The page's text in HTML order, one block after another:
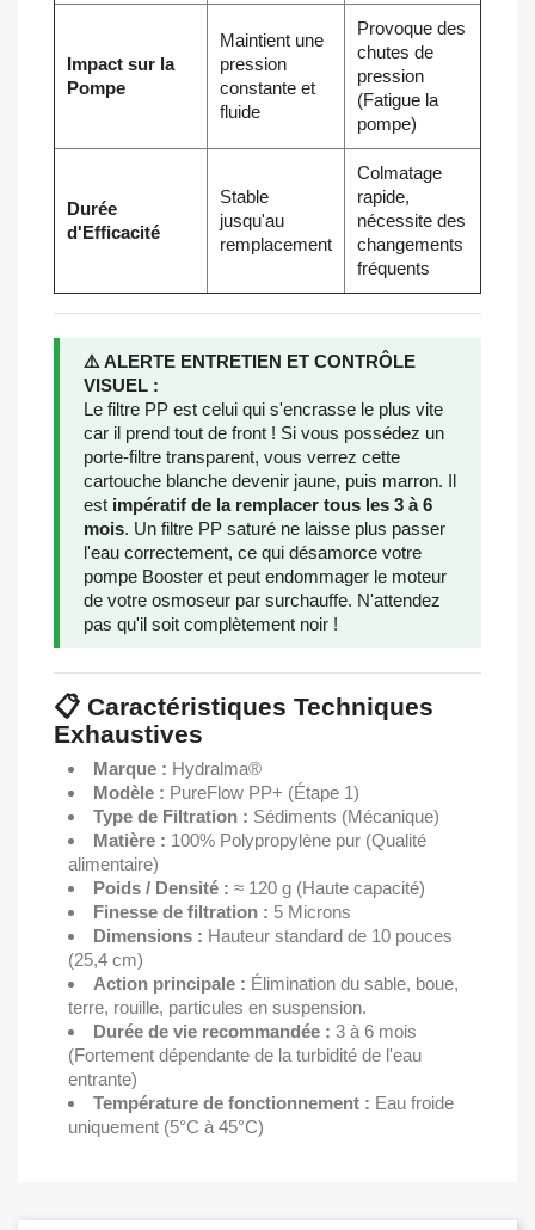
Impact sur la
Pompe
Maintient une
pression
constante et
fluide
Provoque des
chutes de
pression
(Fatigue la
pompe)
Durée
d'Efficacité
Stable
jusqu'au
remplacement
Colmatage
rapide,
nécessite des
changements
fréquents
⚠️ ALERTE ENTRETIEN ET CONTRÔLE
VISUEL :
Le filtre PP est celui qui s'encrasse le plus vite
car il prend tout de front ! Si vous possédez un
porte-filtre transparent, vous verrez cette
cartouche blanche devenir jaune, puis marron. Il
est impératif de la remplacer tous les 3 à 6
mois. Un filtre PP saturé ne laisse plus passer
l'eau correctement, ce qui désamorce votre
pompe Booster et peut endommager le moteur
de votre osmoseur par surchauffe. N'attendez
pas qu'il soit complètement noir !
📋 Caractéristiques Techniques
Exhaustives
Marque : Hydralma®
Modèle : PureFlow PP+ (Étape 1)
Type de Filtration : Sédiments (Mécanique)
Matière : 100% Polypropylène pur (Qualité
alimentaire)
Poids / Densité : ≈ 120 g (Haute capacité)
Finesse de filtration : 5 Microns
Dimensions : Hauteur standard de 10 pouces
(25,4 cm)
Action principale : Élimination du sable, boue,
terre, rouille, particules en suspension.
Durée de vie recommandée : 3 à 6 mois
(Fortement dépendante de la turbidité de l'eau
entrante)
Température de fonctionnement : Eau froide
uniquement (5°C à 45°C)